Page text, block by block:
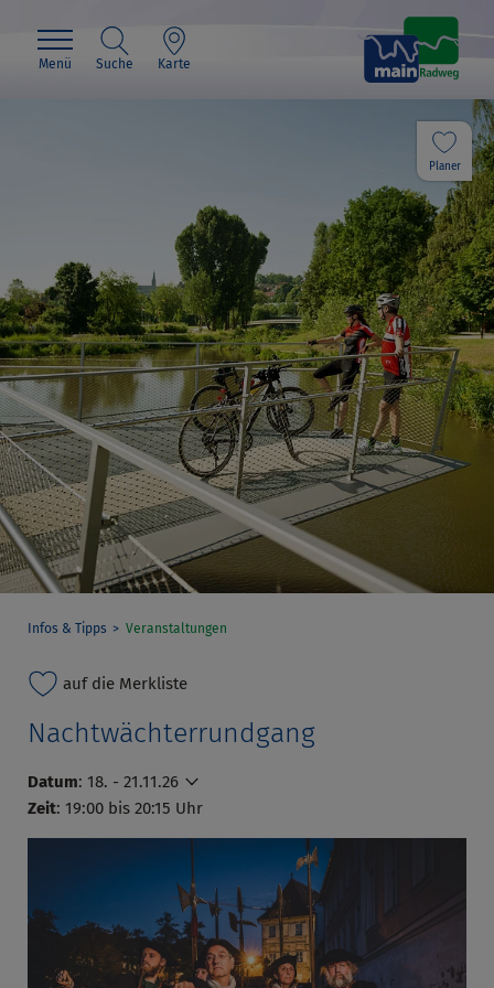
Menü Suche Karte
Planer
Infos & Tipps Veranstaltungen
auf die Merkliste
Nachtwächterrundgang
Datum: 18. - 21.11.26
Zeit: 19:00 bis 20:15 Uhr